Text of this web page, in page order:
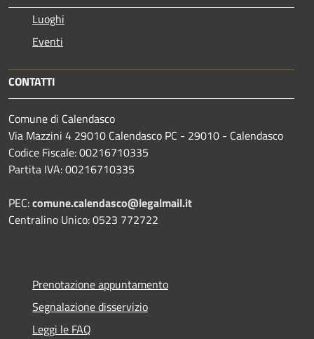
Luoghi
Eventi
CONTATTI
Comune di Calendasco
Via Mazzini 4 29010 Calendasco PC - 29010 - Calendasco
Codice Fiscale: 00216710335
Partita IVA: 00216710335
PEC:comune.calendasco@legalmail.it
Centralino Unico: 0523 772722
Prenotazione appuntamento
Segnalazione disservizio
Leggi le FAQ